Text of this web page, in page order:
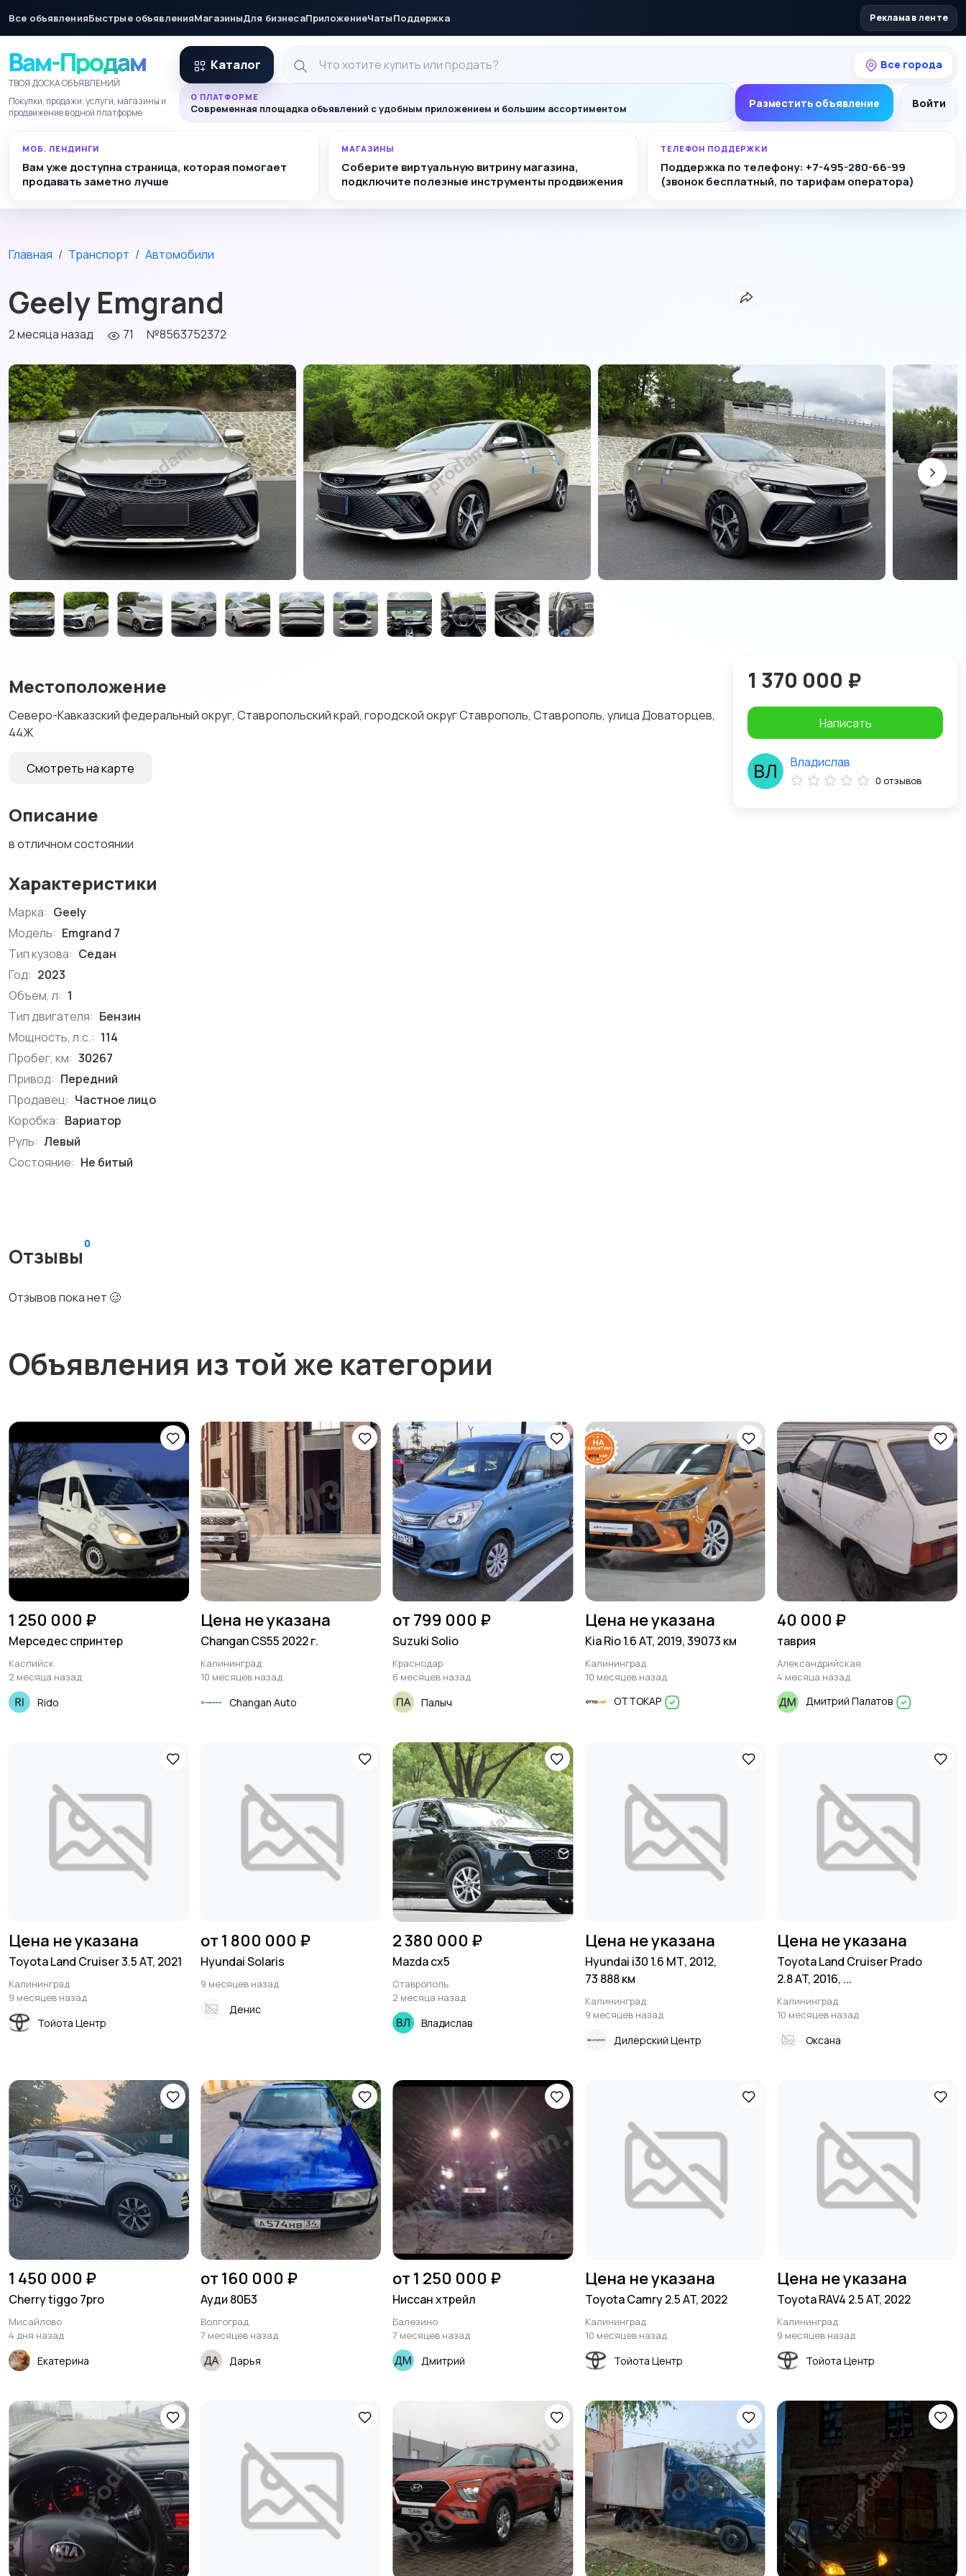
Все объявленияБыстрые объявленияМагазиныДля бизнесаПриложениеЧатыПоддержка Реклама в ленте
Вам-Продам
ТВОЯ ДОСКА ОБЪЯВЛЕНИЙ
Покупки, продажи, услуги, магазины и
продвижение в одной платформе
Каталог Все города
О ПЛАТФОРМЕ
Современная площадка объявлений с удобным приложением и большим ассортиментом Разместить объявление Войти
МОБ. ЛЕНДИНГИ
Вам уже доступна страница, которая помогает
продавать заметно лучше
МАГАЗИНЫ
Соберите виртуальную витрину магазина,
подключите полезные инструменты продвижения
ТЕЛЕФОН ПОДДЕРЖКИ
Поддержка по телефону: +7-495-280-66-99
(звонок бесплатный, по тарифам оператора)
Главная Транспорт Автомобили
Geely Emgrand
2 месяца назад 71 №8563752372
Местоположение
Северо-Кавказский федеральный округ, Ставропольский край, городской округ Ставрополь, Ставрополь, улица Доваторцев,
44Ж
Смотреть на карте
Описание
в отличном состоянии
Характеристики
Марка: Geely
Модель: Emgrand 7
Тип кузова: Седан
Год: 2023
Объем, л: 1
Тип двигателя: Бензин
Мощность, л.с.: 114
Пробег, км: 30267
Привод: Передний
Продавец: Частное лицо
Коробка: Вариатор
Руль: Левый
Состояние: Не битый
Отзывы
0
Отзывов пока нет 🥴
1 370 000 ₽
Написать
Владислав
0 отзывов
Объявления из той же категории
1 250 000 ₽
Мерседес спринтер
Каспийск
2 месяца назад
Rido
Цена не указана
Changan CS55 2022 г.
Калининград
10 месяцев назад
Changan Auto
от 799 000 ₽
Suzuki Solio
Краснодар
6 месяцев назад
Палыч
Цена не указана
Kia Rio 1.6 AT, 2019, 39073 км
Калининград
10 месяцев назад
ОТТОКАР
40 000 ₽
таврия
Александрийская
4 месяца назад
Дмитрий Палатов
Цена не указана
Toyota Land Cruiser 3.5 AT, 2021
Калининград
9 месяцев назад
Тойота Центр
от 1 800 000 ₽
Hyundai Solaris
9 месяцев назад
Денис
2 380 000 ₽
Mazda cx5
Ставрополь
2 месяца назад
Владислав
Цена не указана
Hyundai i30 1.6 МТ, 2012,
73 888 км
Калининград
9 месяцев назад
Дилерский Центр
Цена не указана
Toyota Land Cruiser Prado
2.8 AT, 2016, ...
Калининград
10 месяцев назад
Оксана
1 450 000 ₽
Cherry tiggo 7pro
Мисайлово
4 дня назад
Екатерина
от 160 000 ₽
Ауди 80Б3
Волгоград
7 месяцев назад
Дарья
от 1 250 000 ₽
Ниссан хтрейл
Балезино
7 месяцев назад
Дмитрий
Цена не указана
Toyota Camry 2.5 AT, 2022
Калининград
10 месяцев назад
Тойота Центр
Цена не указана
Toyota RAV4 2.5 AT, 2022
Калининград
9 месяцев назад
Тойота Центр